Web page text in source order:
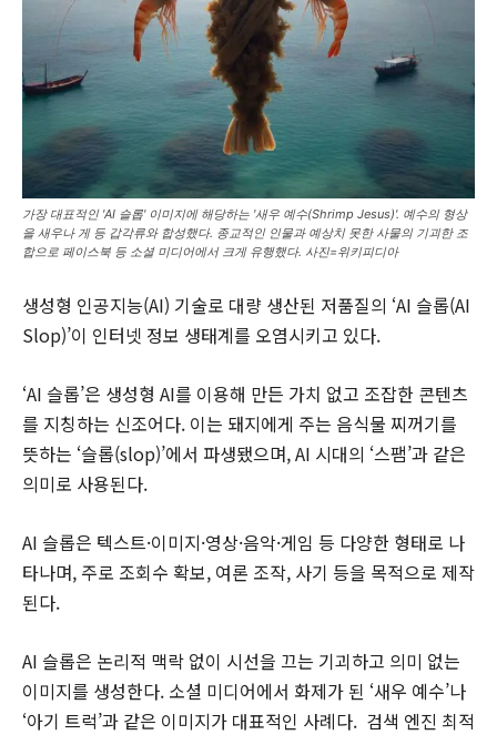
가장 대표적인 'AI 슬롭' 이미지에 해당하는 '새우 예수(Shrimp Jesus)'. 예수의 형상
을 새우나 게 등 갑각류와 합성했다. 종교적인 인물과 예상치 못한 사물의 기괴한 조
합으로 페이스북 등 소셜 미디어에서 크게 유행했다. 사진=위키피디아
생성형 인공지능(AI) 기술로 대량 생산된 저품질의 ‘AI 슬롭(AI
Slop)’이 인터넷 정보 생태계를 오염시키고 있다.
‘AI 슬롭’은 생성형 AI를 이용해 만든 가치 없고 조잡한 콘텐츠
를 지칭하는 신조어다. 이는 돼지에게 주는 음식물 찌꺼기를
뜻하는 ‘슬롭(slop)’에서 파생됐으며, AI 시대의 ‘스팸’과 같은
의미로 사용된다.
AI 슬롭은 텍스트·이미지·영상·음악·게임 등 다양한 형태로 나
타나며, 주로 조회수 확보, 여론 조작, 사기 등을 목적으로 제작
된다.
AI 슬롭은 논리적 맥락 없이 시선을 끄는 기괴하고 의미 없는
이미지를 생성한다. 소셜 미디어에서 화제가 된 ‘새우 예수’나
‘아기 트럭’과 같은 이미지가 대표적인 사례다. 검색 엔진 최적